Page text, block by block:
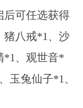
后可任选获得
猪八戒*1、沙
*1、观世音*
玉兔仙子*1、